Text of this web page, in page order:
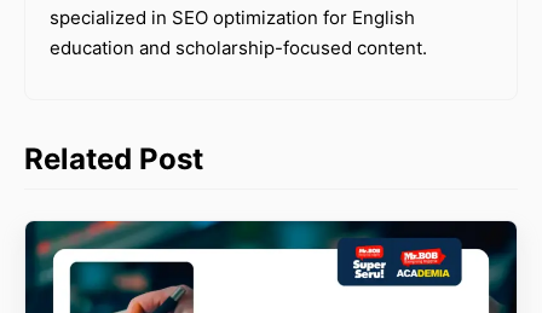
specialized in SEO optimization for English
education and scholarship-focused content.
Related Post